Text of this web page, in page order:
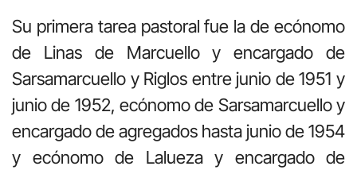
Su primera tarea pastoral fue la de ecónomo
de Linas de Marcuello y encargado de
Sarsamarcuello y Riglos entre junio de 1951 y
junio de 1952, ecónomo de Sarsamarcuello y
encargado de agregados hasta junio de 1954
y ecónomo de Lalueza y encargado de